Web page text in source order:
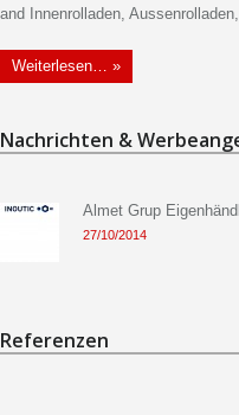
and Innenrolladen,
Weiterlesen… »
Nachrichten &
Almet Grup
27/10/2014
Referenzen